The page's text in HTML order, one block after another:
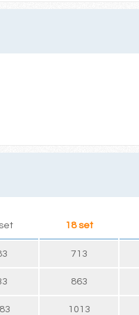
18 set
713
863
1013